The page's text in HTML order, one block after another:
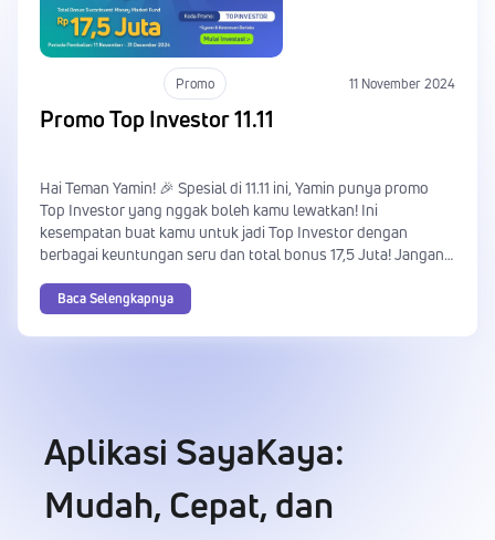
Promo 11 November 2024
Promo Top Investor 11.11
Hai Teman Yamin! 🎉 Spesial di 11.11 ini, Yamin punya promo
Top Investor yang nggak boleh kamu lewatkan! Ini
kesempatan buat kamu untuk jadi Top Investor dengan
berbagai keuntungan seru dan total bonus 17,5 Juta! Jangan
Baca Selengkapnya
Aplikasi SayaKaya:
Mudah, Cepat, dan